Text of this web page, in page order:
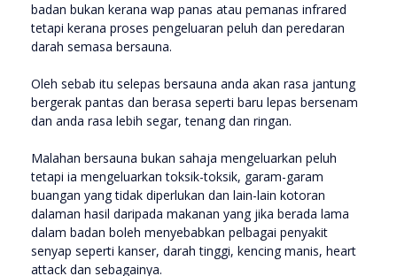
badan bukan kerana wap panas atau pemanas infrared
tetapi kerana proses pengeluaran peluh dan peredaran
darah semasa bersauna.
Oleh sebab itu selepas bersauna anda akan rasa jantung
bergerak pantas dan berasa seperti baru lepas bersenam
dan anda rasa lebih segar, tenang dan ringan.
Malahan bersauna bukan sahaja mengeluarkan peluh
tetapi ia mengeluarkan toksik-toksik, garam-garam
buangan yang tidak diperlukan dan lain-lain kotoran
dalaman hasil daripada makanan yang jika berada lama
dalam badan boleh menyebabkan pelbagai penyakit
senyap seperti kanser, darah tinggi, kencing manis, heart
attack dan sebagainya.